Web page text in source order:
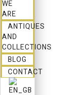
WE
ARE
ANTIQUES
AND
COLLECTIONS
BLOG
CONTACT